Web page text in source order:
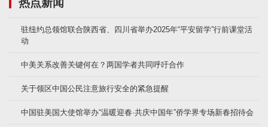
驻纽约总领馆联合陕西省、四川省举办2025年“平安留学”行前课堂活
动
中美关系改善关键何在？两国学者共同呼吁合作
关于领区中国公民注意旅行安全的紧急提醒
中国驻美国大使馆举办“温暖迎春·共庆中国年”侨学界专场新春招待会